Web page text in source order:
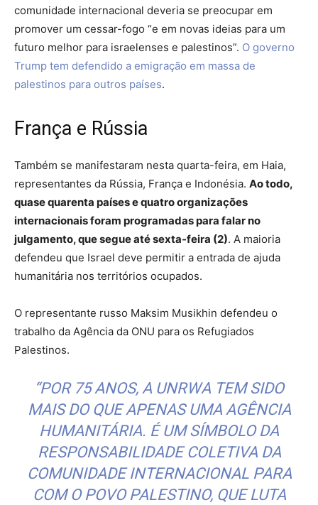
comunidade internacional deveria se preocupar em
promover um cessar-fogo “e em novas ideias para um
futuro melhor para israelenses e palestinos”. O governo
Trump tem defendido a emigração em massa de
palestinos para outros países.
França e Rússia
Também se manifestaram nesta quarta-feira, em Haia,
representantes da Rússia, França e Indonésia. Ao todo,
quase quarenta países e quatro organizações
internacionais foram programadas para falar no
julgamento, que segue até sexta-feira (2). A maioria
defendeu que Israel deve permitir a entrada de ajuda
humanitária nos territórios ocupados.
O representante russo Maksim Musikhin defendeu o
trabalho da Agência da ONU para os Refugiados
Palestinos.
“POR 75 ANOS, A UNRWA TEM SIDO
MAIS DO QUE APENAS UMA AGÊNCIA
HUMANITÁRIA. É UM SÍMBOLO DA
RESPONSABILIDADE COLETIVA DA
COMUNIDADE INTERNACIONAL PARA
COM O POVO PALESTINO, QUE LUTA